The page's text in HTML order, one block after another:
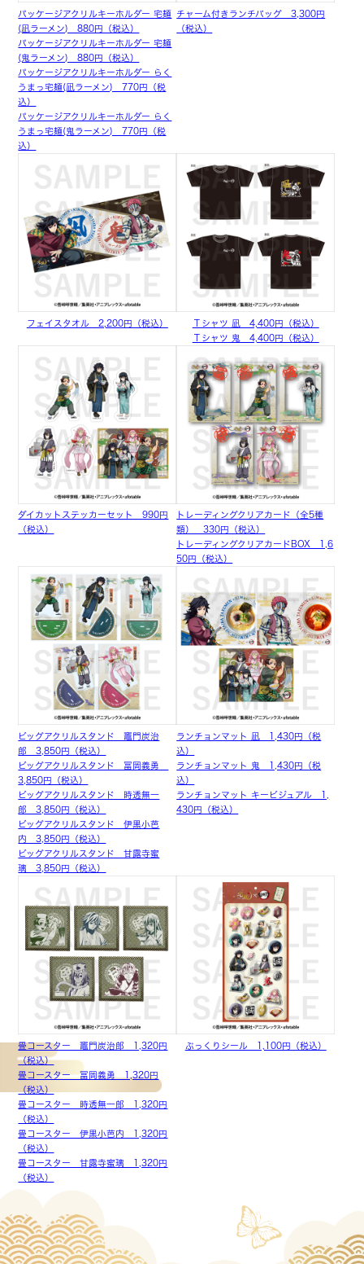
パッケージアクリルキーホルダー 宅麺
(凪ラーメン) 880円（税込）
パッケージアクリルキーホルダー 宅麺
(鬼ラーメン) 880円（税込）
パッケージアクリルキーホルダー らく
うまっ宅麺(凪ラーメン) 770円（税
込）
パッケージアクリルキーホルダー らく
うまっ宅麺(鬼ラーメン) 770円（税
込）
チャーム付きランチバッグ 3,300円
（税込）
フェイスタオル 2,200円（税込）
Ｔシャツ 凪 4,400円（税込）
Ｔシャツ 鬼 4,400円（税込）
ダイカットステッカーセット 990円
（税込）
トレーディングクリアカード（全5種
類） 330円（税込）
トレーディングクリアカードBOX 1,6
50円（税込）
ビッグアクリルスタンド 竈門炭治
郎 3,850円（税込）
ビッグアクリルスタンド 冨岡義勇
3,850円（税込）
ビッグアクリルスタンド 時透無一
郎 3,850円（税込）
ビッグアクリルスタンド 伊黒小芭
内 3,850円（税込）
ビッグアクリルスタンド 甘露寺蜜
璃 3,850円（税込）
ランチョンマット 凪 1,430円（税
込）
ランチョンマット 鬼 1,430円（税
込）
ランチョンマット キービジュアル 1,
430円（税込）
畳コースター 竈門炭治郎 1,320円
（税込）
畳コースター 冨岡義勇 1,320円
（税込）
畳コースター 時透無一郎 1,320円
（税込）
畳コースター 伊黒小芭内 1,320円
（税込）
畳コースター 甘露寺蜜璃 1,320円
（税込）
ぷっくりシール 1,100円（税込）